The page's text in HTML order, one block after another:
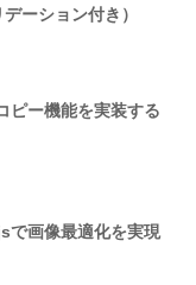
ーション付き）
ピー機能を実装する
画像最適化を実現